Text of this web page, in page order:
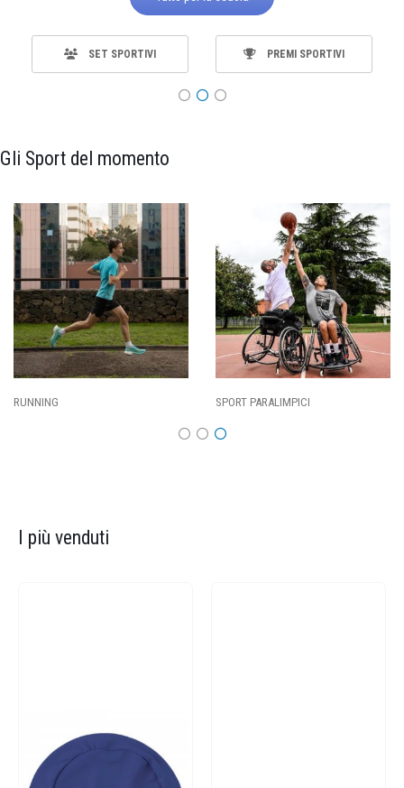
SET SPORTIVI PREMI SPORTIVI
Gli Sport del momento
CALCIO
I più venduti